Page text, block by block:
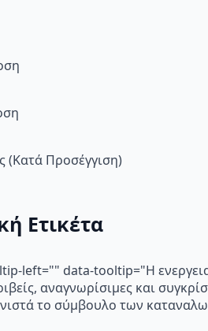
(Κατά Προσέγγιση)
Ετικέτα
left="" data-tooltip="Η
αναγνωρίσιμες και
το σύμβουλο των